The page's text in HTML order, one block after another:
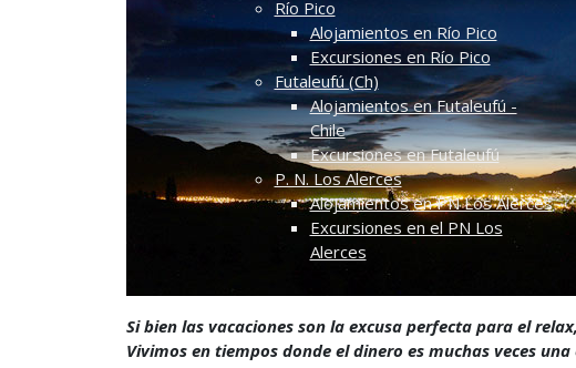
Río Pico
Alojamientos en Río Pico
Excursiones en Río Pico
Futaleufú (Ch)
Alojamientos en Futaleufú -
Chile
Excursiones en Futaleufú
P. N. Los Alerces
Alojamientos en PN Los Alerces
Excursiones en el PN Los
Alerces
Si bien las vacaciones son la excusa perfecta para el
Vivimos en tiempos donde el dinero es muchas veces